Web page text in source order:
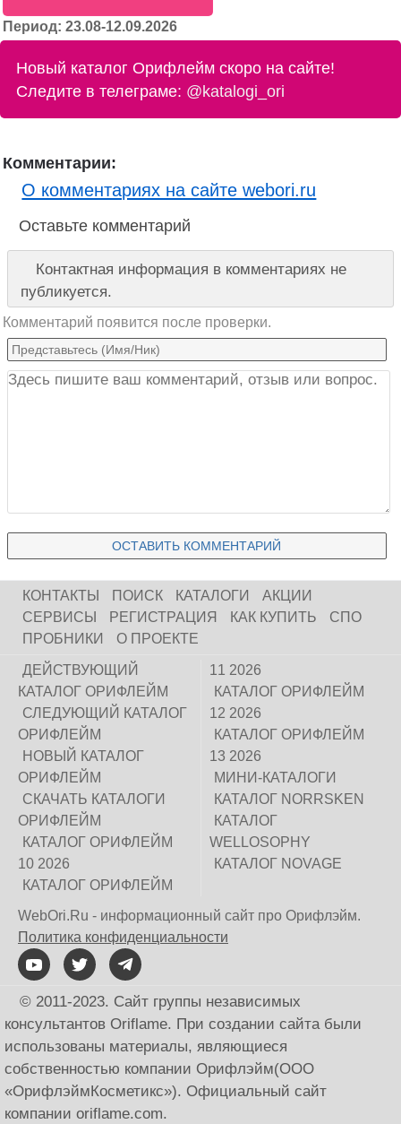
Период: 23.08-12.09.2026
Новый каталог Орифлейм скоро на сайте!
Следите в телеграме: @katalogi_ori
Комментарии:
О комментариях на сайте webori.ru
Оставьте комментарий
Контактная информация в комментариях не
публикуется.
Комментарий появится после проверки.
КОНТАКТЫ ПОИСК КАТАЛОГИ
АКЦИИ
СЕРВИСЫ
РЕГИСТРАЦИЯ КАК КУПИТЬ
СПО
ПРОБНИКИ
О ПРОЕКТЕ
ДЕЙСТВУЮЩИЙ
КАТАЛОГ ОРИФЛЕЙМ
СЛЕДУЮЩИЙ КАТАЛОГ
ОРИФЛЕЙМ
НОВЫЙ КАТАЛОГ
ОРИФЛЕЙМ
СКАЧАТЬ КАТАЛОГИ
ОРИФЛЕЙМ
КАТАЛОГ ОРИФЛЕЙМ
10 2026
КАТАЛОГ ОРИФЛЕЙМ
11 2026
КАТАЛОГ ОРИФЛЕЙМ
12 2026
КАТАЛОГ ОРИФЛЕЙМ
13 2026
МИНИ-КАТАЛОГИ
КАТАЛОГ NORRSKEN
КАТАЛОГ
WELLOSOPHY
КАТАЛОГ NOVAGE
WebOri.Ru - информационный сайт про Орифлэйм.
Политика конфиденциальности
© 2011-2023. Сайт группы независимых
консультантов Oriflame. При создании сайта были
использованы материалы, являющиеся
собственностью компании Орифлэйм(ООО
«ОрифлэймКосметикс»). Официальный сайт
компании оriflаme.соm.